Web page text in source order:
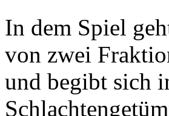
In dem Spiel
von zwei
und begibt sich